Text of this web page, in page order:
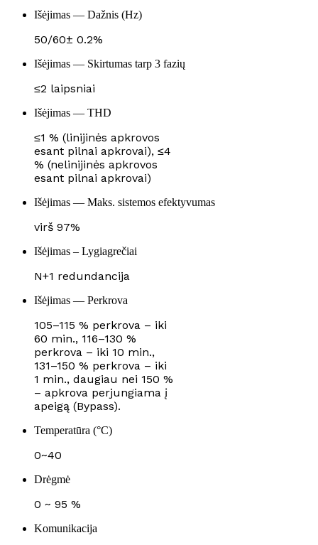
Išėjimas — Dažnis (Hz)
50/60± 0.2%
Išėjimas — Skirtumas tarp 3 fazių
≤2 laipsniai
Išėjimas — THD
≤1 % (linijinės apkrovos
esant pilnai apkrovai), ≤4
% (nelinijinės apkrovos
esant pilnai apkrovai)
Išėjimas — Maks. sistemos efektyvumas
virš 97%
Išėjimas – Lygiagrečiai
N+1 redundancija
Išėjimas — Perkrova
105–115 % perkrova – iki
60 min., 116–130 %
perkrova – iki 10 min.,
131–150 % perkrova – iki
1 min., daugiau nei 150 %
– apkrova perjungiama į
apeigą (Bypass).
Temperatūra (°C)
0~40
Drėgmė
0 ~ 95 %
Komunikacija